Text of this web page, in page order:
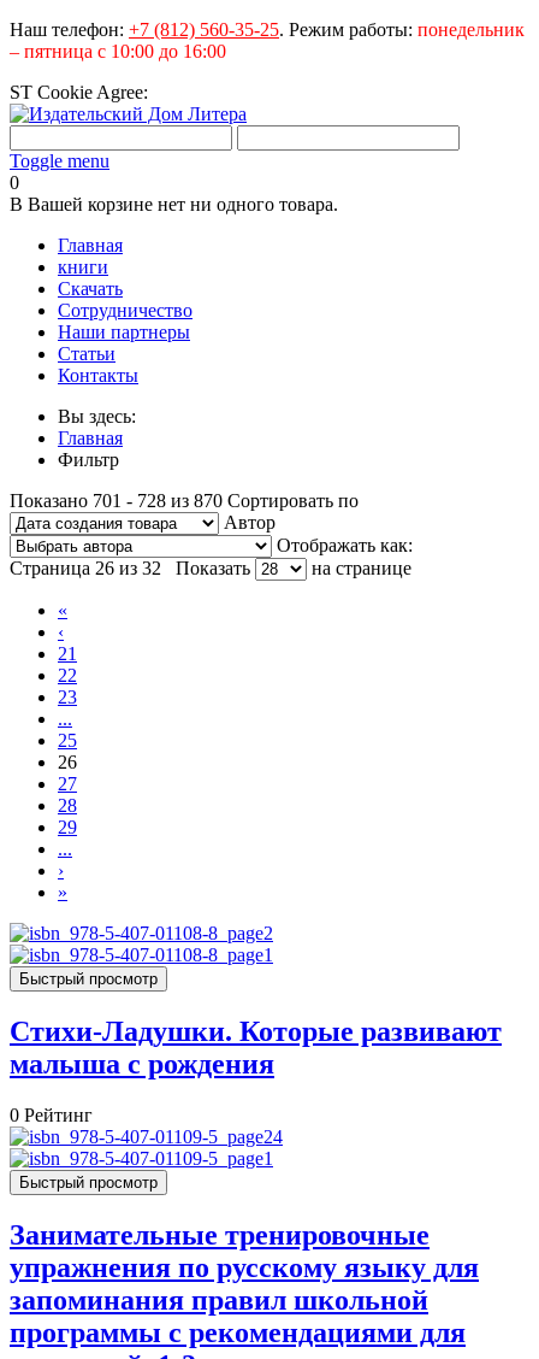
Наш телефон: +7 (812) 560-35-25. Режим работы: понедельник
– пятница с 10:00 до 16:00
ST Cookie Agree:
Toggle menu
0
В Вашей корзине нет ни одного товара.
Главная
книги
Скачать
Сотрудничество
Наши партнеры
Статьи
Контакты
Вы здесь:
Главная
Фильтр
Показано 701 - 728 из 870 Сортировать по
Автор
Отображать как:
Страница 26 из 32
Показать на странице
«
‹
21
22
23
...
25
26
27
28
29
...
›
»
Быстрый просмотр
Стихи-Ладушки. Которые развивают
малыша с рождения
0 Рейтинг
Быстрый просмотр
Занимательные тренировочные
упражнения по русскому языку для
запоминания правил школьной
программы с рекомендациями для